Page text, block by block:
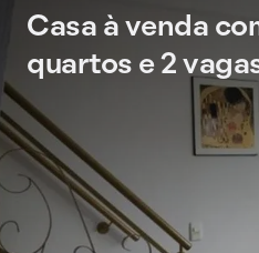
Casa à venda
quartos e 2